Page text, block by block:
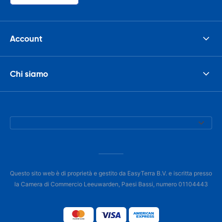
Account
Chi siamo
Questo sito web è di proprietà e gestito da EasyTerra B.V. e iscritta presso
la Camera di Commercio Leeuwarden, Paesi Bassi, numero 01104443